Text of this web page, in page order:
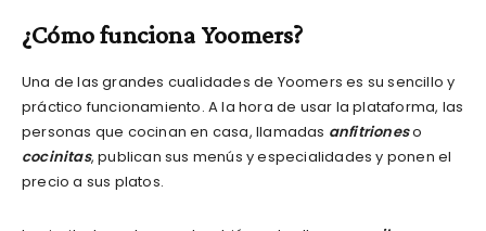
¿Cómo funciona Yoomers?
Una de las grandes cualidades de Yoomers es su sencillo y
práctico funcionamiento. A la hora de usar la plataforma, las
personas que cocinan en casa, llamadas anfitrioneso
cocinitas, publican sus menús y especialidades y ponen el
precio a sus platos.